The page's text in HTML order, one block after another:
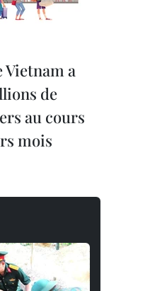
Vietnam a
de
au cours
mois